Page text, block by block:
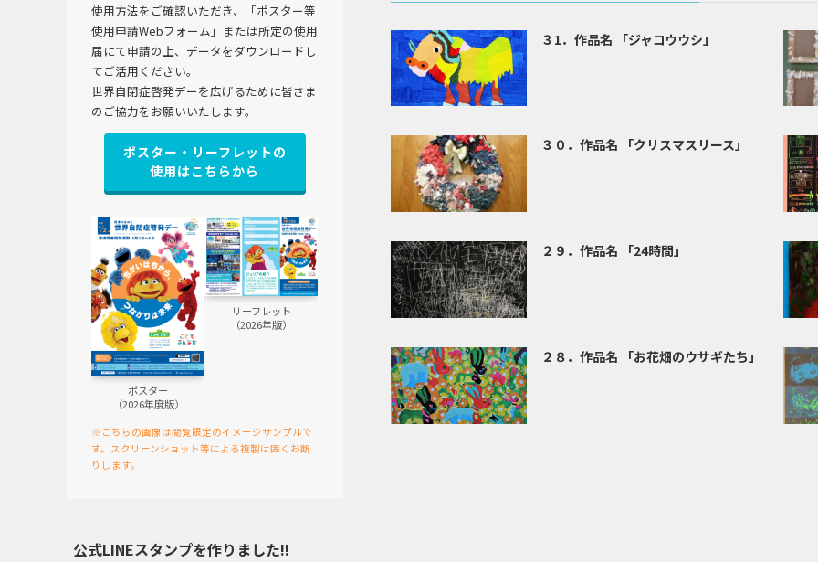
３1．作品名 「ジャコウウシ」
３０．作品名 「クリスマスリース」
２９．作品名 「24時間」
２８．作品名 「お花畑のウサギたち」
使用方法をご確認いただき、「ポスター等
使用申請Webフォーム」または所定の使用
届にて申請の上、データをダウンロードし
てご活用ください。
世界自閉症啓発デーを広げるために皆さま
のご協力をお願いいたします。
ポスター・リーフレットの
使用はこちらから
ポスター
（2026年度版）
リーフレット
（2026年版）
※こちらの画像は閲覧限定のイメージサンプルで
す。スクリーンショット等による複製は固くお断
りします。
公式LINEスタンプを作りました!!